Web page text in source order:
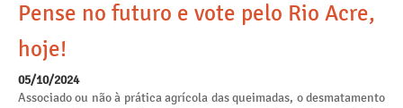
Pense no futuro e vote pelo Rio Acre,
hoje!
05/10/2024
Associado ou não à prática agrícola das queimadas, o desmatamento